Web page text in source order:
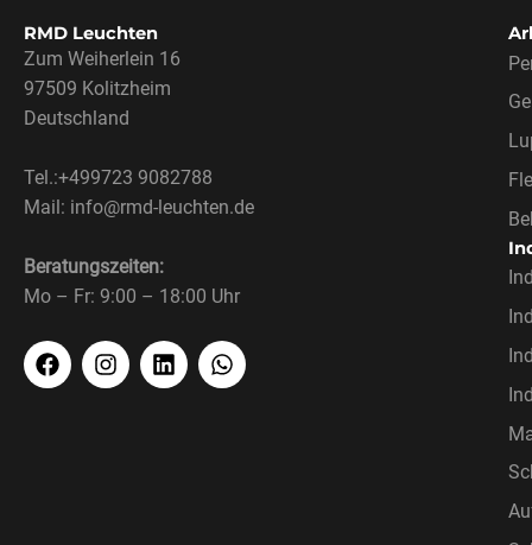
RMD Leuchten
Zum Weiherlein 16
97509 Kolitzheim
Deutschland
Tel.:+499723 9082788
Mail: info@rmd-leuchten.de
Beratungszeiten:
Mo – Fr: 9:00 – 18:00 Uhr